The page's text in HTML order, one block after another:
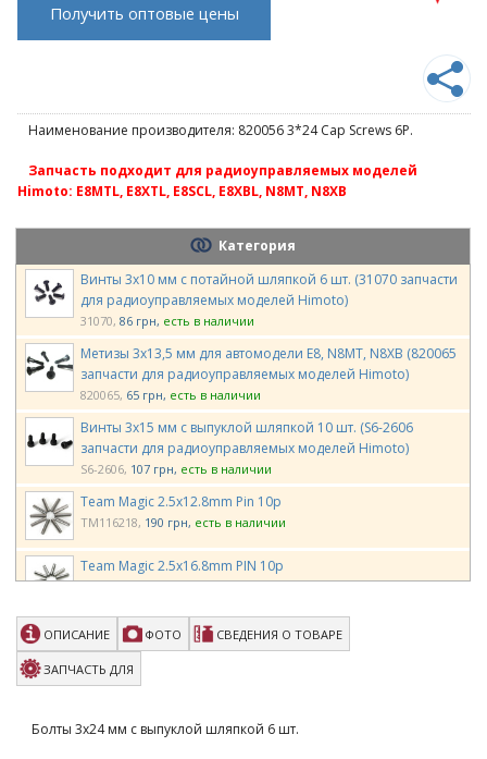
Получить оптовые цены
Наименование производителя: 820056 3*24 Cap Screws 6P.
Запчасть подходит для радиоуправляемых моделей
Himoto: E8MTL, E8XTL, E8SCL, E8XBL, N8MT, N8XB
Категория
Винты 3х10 мм с потайной шляпкой 6 шт. (31070 запчасти
для радиоуправляемых моделей Himoto)
31070 86 грн есть в наличии
Метизы 3х13,5 мм для автомодели E8, N8MT, N8XB (820065
запчасти для радиоуправляемых моделей Himoto)
820065 65 грн есть в наличии
Винты 3х15 мм с выпуклой шляпкой 10 шт. (S6-2606
запчасти для радиоуправляемых моделей Himoto)
S6-2606 107 грн есть в наличии
Team Magic 2.5x12.8mm Pin 10p
TM116218 190 грн есть в наличии
Team Magic 2.5x16.8mm PIN 10p
TM116229 195 грн есть в наличии
Team Magic 2.5x14.8mm Pin 10p
TM116233 144 грн есть в наличии
ОПИСАНИЕ ФОТО СВЕДЕНИЯ О ТОВАРЕ
ЗАПЧАСТЬ ДЛЯ
Болты 3х24 мм с выпуклой шляпкой 6 шт.